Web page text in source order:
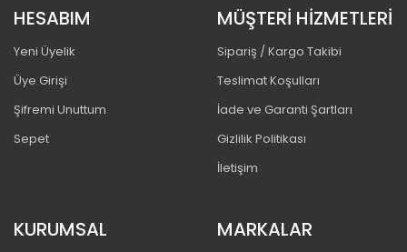
HESABIM
Yeni Üyelik
Üye Girişi
Şifremi Unuttum
Sepet
MÜŞTERİ HİZMETLERİ
Sipariş / Kargo Takibi
Teslimat Koşulları
İade ve Garanti Şartları
Gizlilik Politikası
İletişim
KURUMSAL MARKALAR